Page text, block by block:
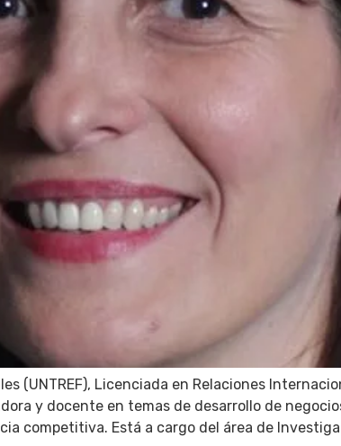
(UNTREF), Licenciada en Relaciones
y docente en temas de desarrollo de
competitiva. Está a cargo del área de